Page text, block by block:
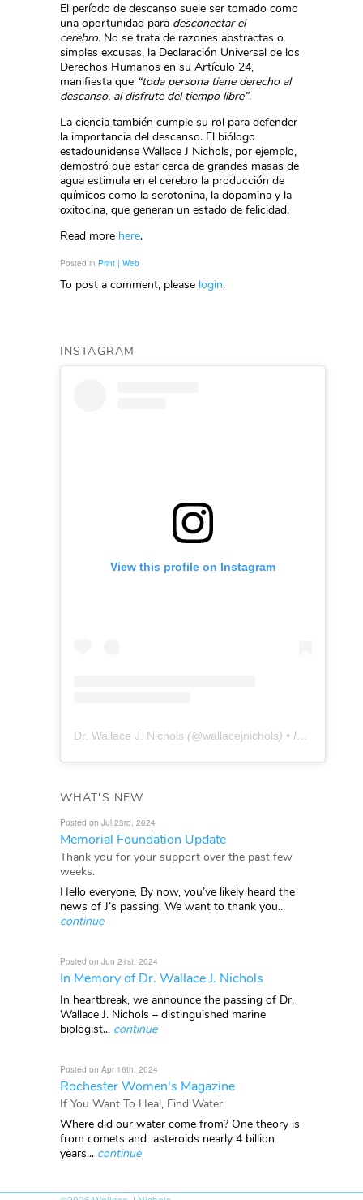
El período de descanso suele ser tomado como
una oportunidad para desconectar el
cerebro. No se trata de razones abstractas o
simples excusas, la Declaración Universal de los
Derechos Humanos en su Artículo 24,
manifiesta que “toda persona tiene derecho al
descanso, al disfrute del tiempo libre”.
La ciencia también cumple su rol para defender
la importancia del descanso. El biólogo
estadounidense Wallace J Nichols, por ejemplo,
demostró que estar cerca de grandes masas de
agua estimula en el cerebro la producción de
químicos como la serotonina, la dopamina y la
oxitocina, que generan un estado de felicidad.
Read more here.
Posted in Print | Web
To post a comment, please login.
INSTAGRAM
View this profile on Instagram
Dr. Wallace J. Nichols (@wallacejnichols) • Instagram photos and videos
WHAT'S NEW
Posted on Jul 23rd, 2024
Memorial Foundation Update
Thank you for your support over the past few
weeks.
Hello everyone, By now, you’ve likely heard the
news of J’s passing. We want to thank you...
continue
Posted on Jun 21st, 2024
In Memory of Dr. Wallace J. Nichols
In heartbreak, we announce the passing of Dr.
Wallace J. Nichols – distinguished marine
biologist... continue
Posted on Apr 16th, 2024
Rochester Women's Magazine
If You Want To Heal, Find Water
Where did our water come from? One theory is
from comets and asteroids nearly 4 billion
years... continue